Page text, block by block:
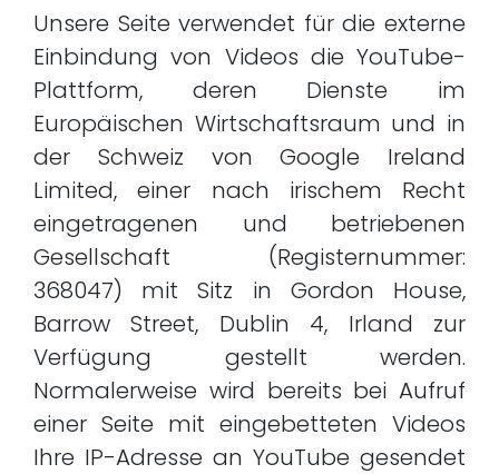
Unsere Seite verwendet für die externe
Einbindung von Videos die YouTube-
Plattform, deren Dienste im
Europäischen Wirtschaftsraum und in
der Schweiz von Google Ireland
Limited, einer nach irischem Recht
eingetragenen und betriebenen
Gesellschaft (Registernummer:
368047) mit Sitz in Gordon House,
Barrow Street, Dublin 4, Irland zur
Verfügung gestellt werden.
Normalerweise wird bereits bei Aufruf
einer Seite mit eingebetteten Videos
Ihre IP-Adresse an YouTube gesendet